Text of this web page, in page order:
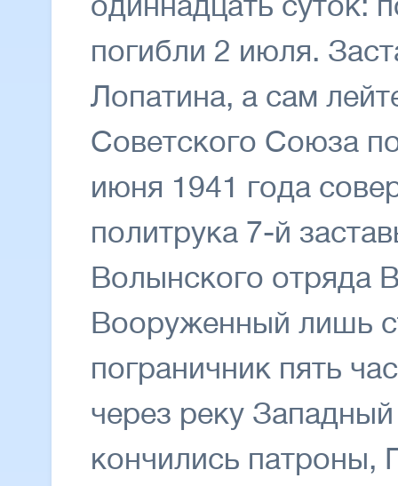
погибли 2 июля.
Лопатина, а сам
Советского Союза
июня 1941 года
политрука 7-й
Волынского отряда
Вооруженный лишь
пограничник пять
через реку
кончились патроны,